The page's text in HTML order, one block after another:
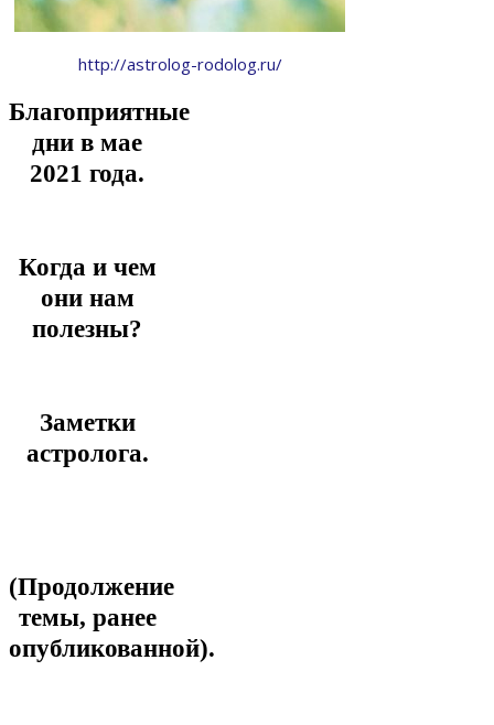
http://astrolog-rodolog.ru/
Благоприятные
дни в мае
2021 года.
Когда и чем
они нам
полезны?
Заметки
астролога.
(Продолжение
темы, ранее
опубликованной).